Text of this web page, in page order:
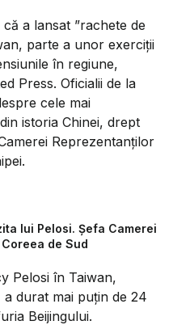
a lansat ”rachete de
parte a unor exerciții
în regiune,
Press. Oficialii de la
cele mai
istoria Chinei, drept
Reprezentanţilor
lui Pelosi. Șefa Camerei
de Sud
Pelosi în Taiwan,
durat mai puțin de 24
Beijingului.